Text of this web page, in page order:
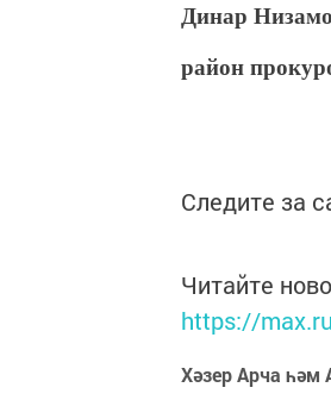
Динар
район
Следите за
Читайте
https://
Хәзер Арча һәм